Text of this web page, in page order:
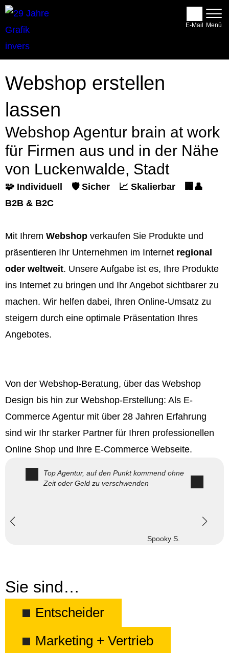
Webshop erstellen
lassen
Webshop Agentur brain at work
für Firmen aus und in der Nähe
von Luckenwalde, Stadt
🧩 Individuell 🛡️ Sicher 📈 Skalierbar
🏢👤
B2B & B2C
Mit Ihrem Webshop verkaufen Sie Produkte und
präsentieren Ihr Unternehmen im Internet regional
oder weltweit. Unsere Aufgabe ist es, Ihre Produkte
ins Internet zu bringen und Ihr Angebot sichtbarer zu
machen. Wir helfen dabei, Ihren Online-Umsatz zu
steigern durch eine optimale Präsentation Ihres
Angebotes.
Von der Webshop-Beratung, über das Webshop
Design bis hin zur Webshop-Erstellung: Als E-
Commerce Agentur mit über 28 Jahren Erfahrung
sind wir Ihr starker Partner für Ihren professionellen
Online Shop und Ihre E-Commerce Webseite.
Top Agentur, auf den Punkt kommend ohne
Zeit oder Geld zu verschwenden
Spooky S.
Sie sind…
Entscheider
Marketing + Vertrieb